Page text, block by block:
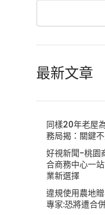
最新文章
同樣20年老屋
務局揭：關鍵
好視新聞-桃園
合商務中心一
業新選擇
違規使用農地
專家:恐將遭合